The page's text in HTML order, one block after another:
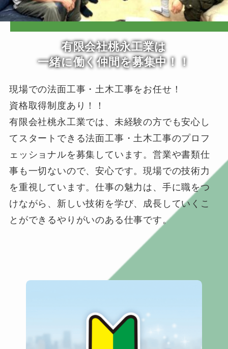
有限会社桃永工業は
一緒に働く仲間を募集中！！
現場での法面工事・土木工事をお任せ！
資格取得制度あり！！
有限会社桃永工業では、未経験の方でも安心し
てスタートできる法面工事・土木工事のプロフ
ェッショナルを募集しています。営業や書類仕
事も一切ないので、安心です。現場での技術力
を重視しています。仕事の魅力は、手に職をつ
けながら、新しい技術を学び、成長していくこ
とができるやりがいのある仕事です。